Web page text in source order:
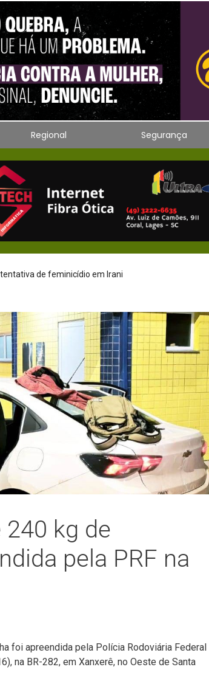
Regional Segurança
PM apreende espingarda e 27
kg de
pela PRF na
foi apreendida pela Polícia Rodoviária Federal
na BR-282, em Xanxerê, no Oeste de Santa